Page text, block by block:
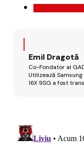
Emil Dragotă
Co-Fondator al
Utilizează
16X 9SG a fost